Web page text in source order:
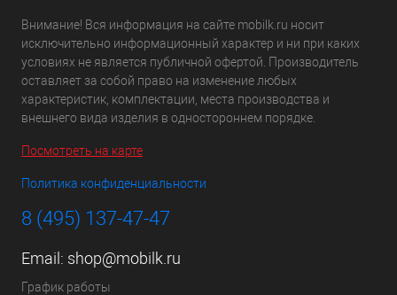
Внимание! Вся информация на сайте mobilk.ru носит
исключительно информационный характер и ни при каких
условиях не является публичной офертой. Производитель
оставляет за собой право на изменение любых
характеристик, комплектации, места производства и
внешнего вида изделия в одностороннем порядке.
Посмотреть на карте
Политика конфиденциальности
8 (495) 137-47-47
Email: shop@mobilk.ru
График работы